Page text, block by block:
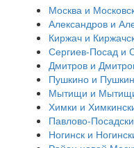
Москва и
Александров и
Киржач и
Сергиев-Посад и
Дмитров и
Пушкино и
Мытищи и
Химки и
Павлово-
Ногинск и